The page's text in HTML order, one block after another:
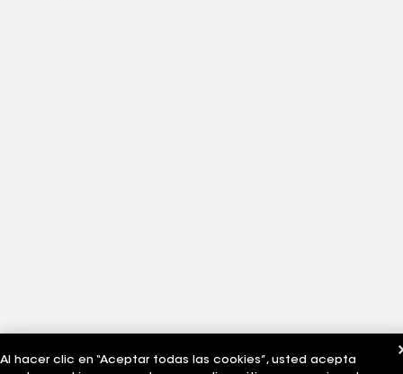
Al hacer clic en “Aceptar todas las cookies”, usted acepta